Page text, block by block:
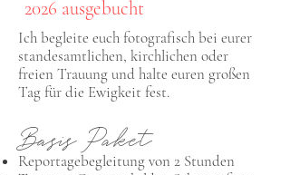
2026 ausgebucht
Ich begleite euch fotografisch bei eurer
standesamtlichen, kirchlichen oder
freien Trauung und halte euren großen
Tag für die Ewigkeit fest.​
Basis Paket
Reportagebegleitung von 2 Stunden